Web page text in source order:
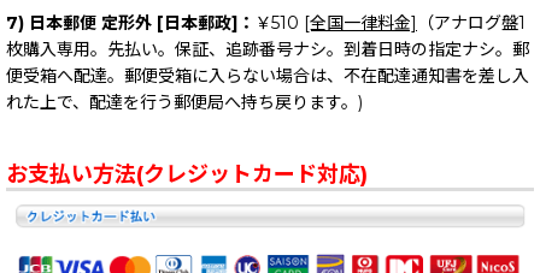
7) 日本郵便 定形外 [日本郵政]： ￥510 [全国一律料金]
（アナログ盤1
枚購入専用。先払い。保証、追跡番号ナシ。到着日時の指定ナシ。郵
便受箱へ配達。郵便受箱に入らない場合は、不在配達通知書を差し入
れた上で、配達を行う郵便局へ持ち戻ります。)
お支払い方法(クレジットカード対応)